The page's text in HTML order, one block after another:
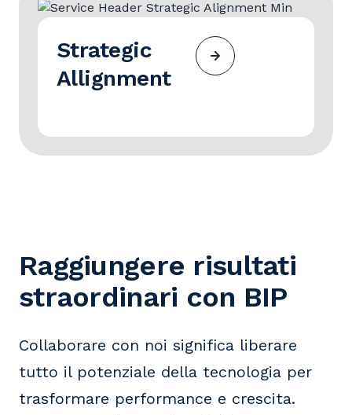
Strategic
Allignment
Raggiungere risultati
straordinari con BIP
Collaborare con noi significa liberare
tutto il potenziale della tecnologia per
trasformare performance e crescita.